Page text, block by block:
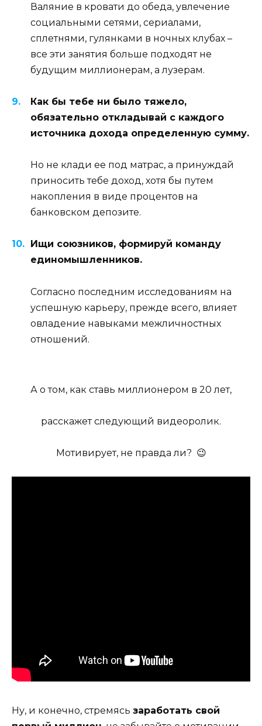
Валяние в кровати до обеда, увлечение
социальными сетями, сериалами,
сплетнями, гулянками в ночных клубах –
все эти занятия больше подходят не
будущим миллионерам, а лузерам.
Как бы тебе ни было тяжело,
обязательно откладывай с каждого
источника дохода определенную сумму.
Но не клади ее под матрас, а принуждай
приносить тебе доход, хотя бы путем
накопления в виде процентов на
банковском депозите.
Ищи союзников, формируй команду
единомышленников.
Согласно последним исследованиям на
успешную карьеру, прежде всего, влияет
овладение навыками межличностных
отношений.
А о том, как ставь миллионером в 20 лет,
расскажет следующий видеоролик.
Мотивирует, не правда ли? 😉
Ну, и конечно, стремясь заработать свой